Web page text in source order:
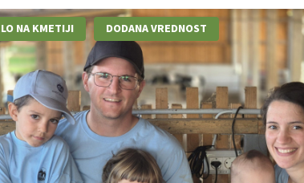
NA KMETIJI DODANA VREDNOST